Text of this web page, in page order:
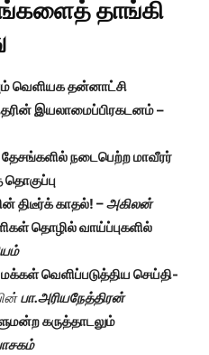
தாங்கி
வெளியக தன்னாட்சி
இயலாமைப்பிரகடனம் –
தேசங்களில் நடைபெற்ற மாவீரர்
திடீர்க் காதல்! –அகிலன்
தொழில் வாய்ப்புகளில்
வெளிப்படுத்திய செய்தி-
பா.அரியநேத்திரன்
கருத்தாடலும்